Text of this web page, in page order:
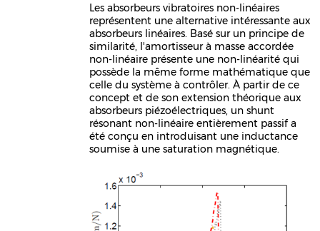
Les absorbeurs vibratoires non-linéaires
représentent une alternative intéressante aux
absorbeurs linéaires. Basé sur un principe de
similarité, l'amortisseur à masse accordée
non-linéaire présente une non-linéarité qui
possède la même forme mathématique que
celle du système à contrôler. À partir de ce
concept et de son extension théorique aux
absorbeurs piézoélectriques, un shunt
résonant non-linéaire entièrement passif a
été conçu en introduisant une inductance
soumise à une saturation magnétique.